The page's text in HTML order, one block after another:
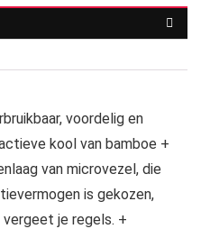
voordelig en
kool van bamboe +
van microvezel, die
is gekozen,
je regels. +